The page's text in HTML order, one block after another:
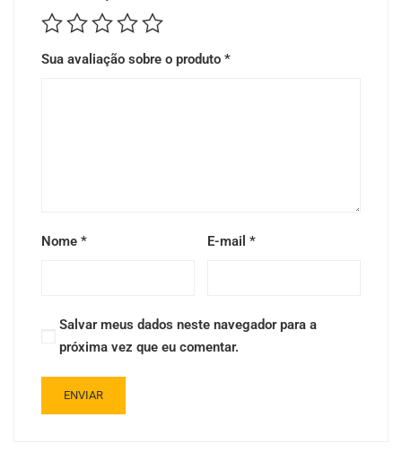
Sua avaliação sobre o produto *
Nome * E-mail*
Salvar meus dados neste navegador para a
próxima vez que eu comentar.